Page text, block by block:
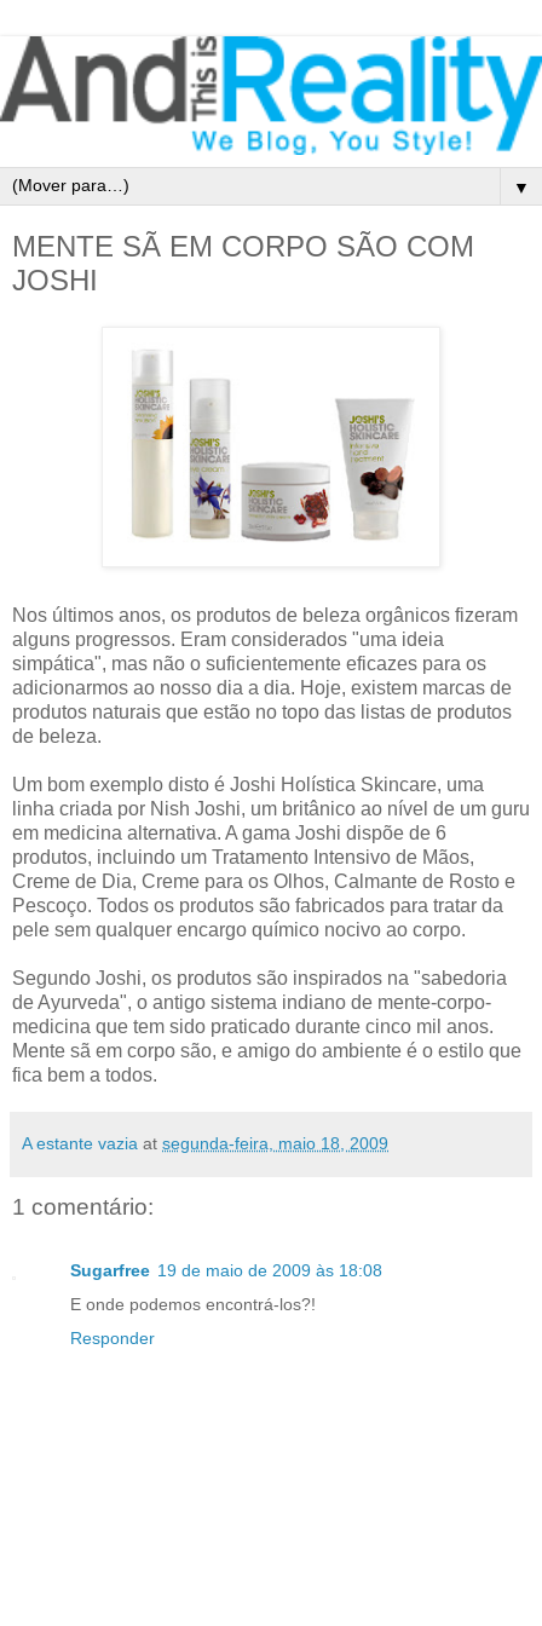
▼
MENTE SÃ EM CORPO SÃO COM
JOSHI
Nos últimos anos, os produtos de beleza orgânicos fizeram
alguns progressos. Eram considerados "uma ideia
simpática", mas não o suficientemente eficazes para os
adicionarmos ao nosso dia a dia. Hoje, existem marcas de
produtos naturais que estão no topo das listas de produtos
de beleza.
Um bom exemplo disto é Joshi Holística Skincare, uma
linha criada por Nish Joshi, um britânico ao nível de um guru
em medicina alternativa. A gama Joshi dispõe de 6
produtos, incluindo um Tratamento Intensivo de Mãos,
Creme de Dia, Creme para os Olhos, Calmante de Rosto e
Pescoço. Todos os produtos são fabricados para tratar da
pele sem qualquer encargo químico nocivo ao corpo.
Segundo Joshi, os produtos são inspirados na "sabedoria
de Ayurveda", o antigo sistema indiano de mente-corpo-
medicina que tem sido praticado durante cinco mil anos.
Mente sã em corpo são, e amigo do ambiente é o estilo que
fica bem a todos.
A estante vazia at segunda-feira, maio 18, 2009
1 comentário:
Sugarfree 19 de maio de 2009 às 18:08
E onde podemos encontrá-los?!
Responder